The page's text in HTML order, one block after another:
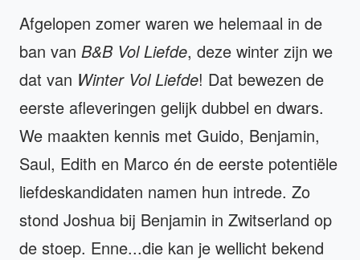
Afgelopen zomer waren we helemaal in de
ban van B&B Vol Liefde, deze winter zijn we
dat van Winter Vol Liefde! Dat bewezen de
eerste afleveringen gelijk dubbel en dwars.
We maakten kennis met Guido, Benjamin,
Saul, Edith en Marco én de eerste potentiële
liefdeskandidaten namen hun intrede. Zo
stond Joshua bij Benjamin in Zwitserland op
de stoep. Enne...die kan je wellicht bekend